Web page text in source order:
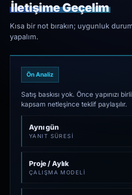
İletişime Geçelim
Kısa bir not bırakın; uygunluk
yapalım.
Ön Analiz
Satış baskısı yok. Önce yapınızı
kapsam netleşince teklif paylaşılır.
Aynı gün
YANIT SÜRESI
Proje / Aylık
ÇALIŞMA MODELI